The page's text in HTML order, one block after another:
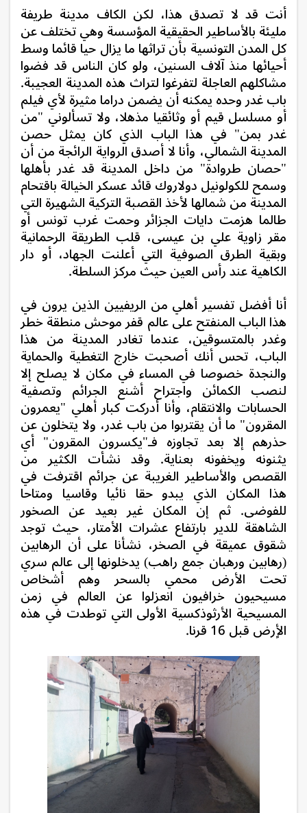
أنت قد لا تصدق هذا، لكن الكاف مدينة طريفة
مليئة بالأساطير الحقيقية المؤسسة وهي تختلف عن
كل المدن التونسية بأن تراثها ما يزال حيا قائما وسط
أحيائها منذ آلاف السنين، ولو كان الناس قد فضوا
مشاكلهم العاجلة لتفرغوا لتراث هذه المدينة العجيبة.
باب غدر وحده يمكنه أن يضمن دراما مثيرة لأي فيلم
أو مسلسل قيم أو وثائقيا مذهلا، ولا تسألوني "من
غدر بمن" في هذا الباب الذي كان يمثل حصن
المدينة الشمالي، وأنا لا أصدق الرواية الرائجة من أن
"حصان طروادة" من داخل المدينة قد غدر بأهلها
وسمح للكولونيل دولاروك قائد عسكر الخيالة باقتحام
المدينة من شمالها لأخذ القصبة التركية الشهيرة التي
طالما هزمت دايات الجزائر وحمت غرب تونس أو
مقر زاوية علي بن عيسى، قلب الطريقة الرحمانية
وبقية الطرق الصوفية التي أعلنت الجهاد، أو دار
الكاهية عند رأس العين حيث مركز السلطة.
أنا أفضل تفسير أهلي من الريفيين الذين يرون في
هذا الباب المنفتح على عالم قفر موحش منطقة خطر
وغدر بالمتسوقين، عندما تغادر المدينة من هذا
الباب، تحس أنك أصحبت خارج التغطية والحماية
والنجدة خصوصا في المساء في مكان لا يصلح إلا
لنصب الكمائن واجتراح أشنع الجرائم وتصفية
الحسابات والانتقام، وأنا أدركت كبار أهلي "يعمرون
المقرون" ما أن يقتربوا من باب غدر، ولا يتخلون عن
حذرهم إلا بعد تجاوزه فـ"يكسرون المقرون" أي
يثنونه ويخفونه بعناية. وقد نشأت الكثير من
القصص والأساطير الغريبة عن جرائم اقترفت في
هذا المكان الذي يبدو حقا نائيا وقاسيا ومتاحا
للفوضى. ثم إن المكان غير بعيد عن الصخور
الشاهقة للدير بارتفاع عشرات الأمتار، حيث توجد
شقوق عميقة في الصخر، نشأنا على أن الرهابين
(رهابين ورهبان جمع راهب) يدخلونها إلى عالم سري
تحت الأرض محمي بالسحر وهم أشخاص
مسيحيون خرافيون انعزلوا عن العالم في زمن
المسيحية الأرثوذكسية الأولى التي توطدت في هذه
الأٍرض قبل 16 قرنا.